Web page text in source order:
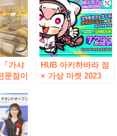
7월 28일-29일 개최
가샤
문점이
반다이
키하
년 3 월
!
HUB 아키하바라 점
× 가상 마켓 2023